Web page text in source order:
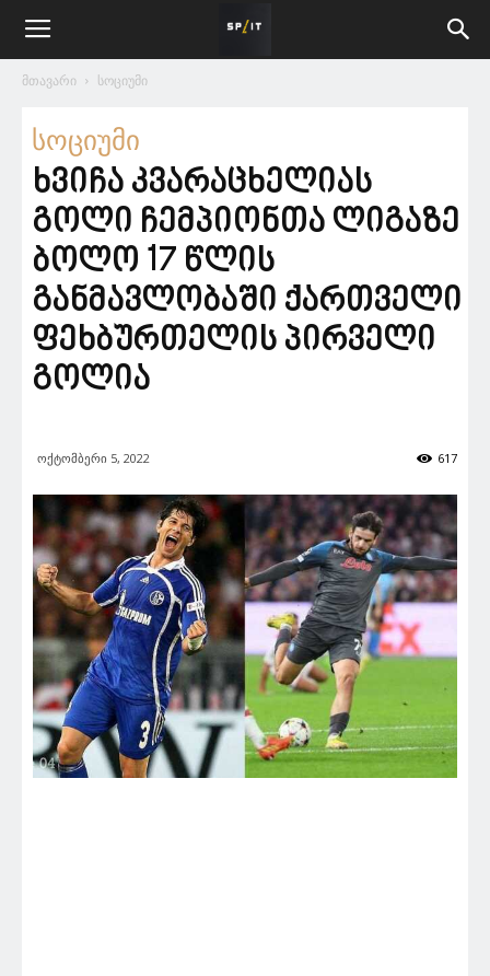
მთავარი სოციუმი
სოციუმი
ხვიჩა კვარაცხელიას
გოლი ჩემპიონთა ლიგაზე
ბოლო 17 წლის
განმავლობაში ქართველი
ფეხბურთელის პირველი
გოლია
ოქტომბერი 5, 2022 617